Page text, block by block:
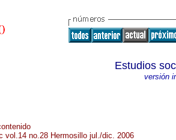
Estudios
versión
vol.14 no.28 Hermosillo jul./dic. 2006